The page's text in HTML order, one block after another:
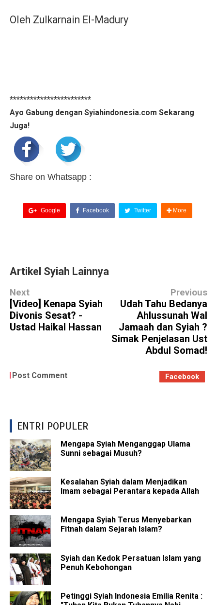
Oleh Zulkarnain El-Madury
************************
Ayo Gabung dengan Syiahindonesia.com Sekarang
Juga!
Share on Whatsapp :
Google Facebook Twitter More
Artikel Syiah Lainnya
Next
[Video] Kenapa Syiah
Divonis Sesat? -
Ustad Haikal Hassan
Previous
Udah Tahu Bedanya
Ahlussunah Wal
Jamaah dan Syiah ?
Simak Penjelasan Ust
Abdul Somad!
Post Comment Facebook
ENTRI POPULER
Mengapa Syiah Menganggap Ulama
Sunni sebagai Musuh?
Kesalahan Syiah dalam Menjadikan
Imam sebagai Perantara kepada Allah
Mengapa Syiah Terus Menyebarkan
Fitnah dalam Sejarah Islam?
Syiah dan Kedok Persatuan Islam yang
Penuh Kebohongan
Petinggi Syiah Indonesia Emilia Renita :